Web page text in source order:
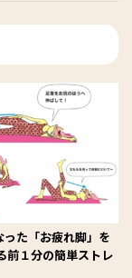
った「お疲れ脚」を
前１分の簡単ストレ